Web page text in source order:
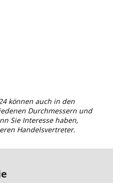
können auch in den
Durchmessern und
Sie Interesse haben,
Handelsvertreter.